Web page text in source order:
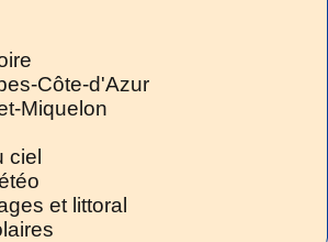
Côte-d'Azur
Miquelon
ciel
et littoral